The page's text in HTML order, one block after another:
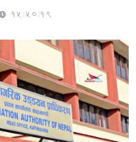
15:50:19